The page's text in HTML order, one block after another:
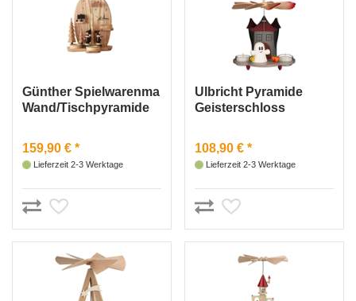
Günther Spielwarenma
Wand/Tischpyramide
159,90 € *
Lieferzeit 2-3 Werktage
Ulbricht Pyramide
Geisterschloss
108,90 € *
Lieferzeit 2-3 Werktage